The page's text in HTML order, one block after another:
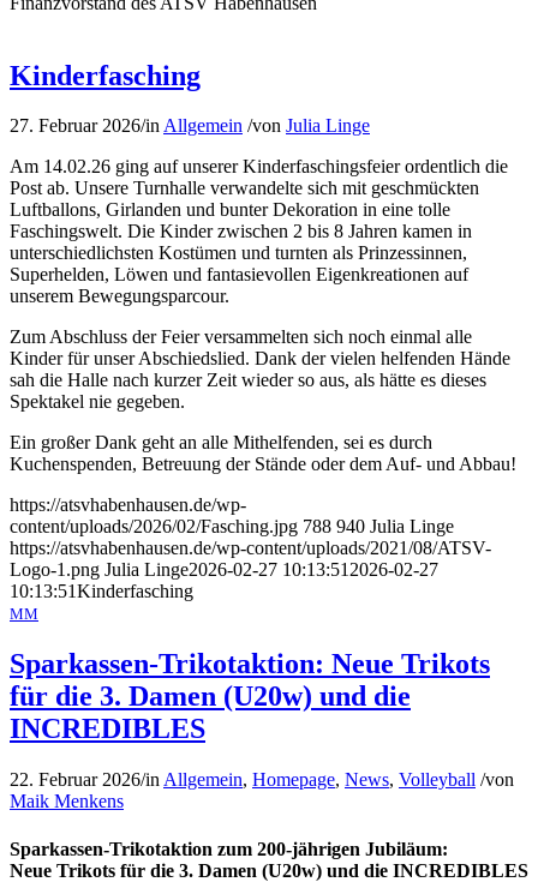
Kinderfasching
27. Februar 2026/inAllgemein /von Julia Linge
Am 14.02.26 ging auf unserer Kinderfaschingsfeier ordentlich die
Post ab. Unsere Turnhalle verwandelte sich mit geschmückten
Luftballons, Girlanden und bunter Dekoration in eine tolle
Faschingswelt. Die Kinder zwischen 2 bis 8 Jahren kamen in
unterschiedlichsten Kostümen und turnten als Prinzessinnen,
Superhelden, Löwen und fantasievollen Eigenkreationen auf
unserem Bewegungsparcour.
Zum Abschluss der Feier versammelten sich noch einmal alle
Kinder für unser Abschiedslied. Dank der vielen helfenden Hände
sah die Halle nach kurzer Zeit wieder so aus, als hätte es dieses
Spektakel nie gegeben.
Ein großer Dank geht an alle Mithelfenden, sei es durch
Kuchenspenden, Betreuung der Stände oder dem Auf- und Abbau!
https://atsvhabenhausen.de/wp-
content/uploads/2026/02/Fasching.jpg 788 940 Julia Linge
https://atsvhabenhausen.de/wp-content/uploads/2021/08/ATSV-
Logo-1.png Julia Linge2026-02-27 10:13:512026-02-27
10:13:51Kinderfasching
MM
Sparkassen-Trikotaktion: Neue Trikots
für die 3. Damen (U20w) und die
INCREDIBLES
22. Februar 2026/in Allgemein, Homepage, News, Volleyball /von
Maik Menkens
Sparkassen-Trikotaktion zum 200-jährigen Jubiläum:
Neue Trikots für die 3. Damen (U20w) und die INCREDIBLES